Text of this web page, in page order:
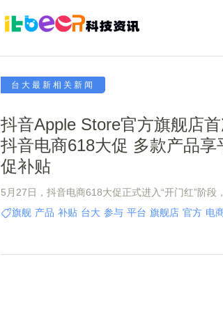
台大最新相关新闻
抖音Apple Store官方旗舰店
抖音电商618大促 多款产品享
促补贴
5月27日，抖音电商618大促正式进入“开门红”阶段
月正式入驻抖音商城以来，AppleStore官方旗舰店
旗舰 产品 补贴 台大 参与 平台 旗舰店 官方 电